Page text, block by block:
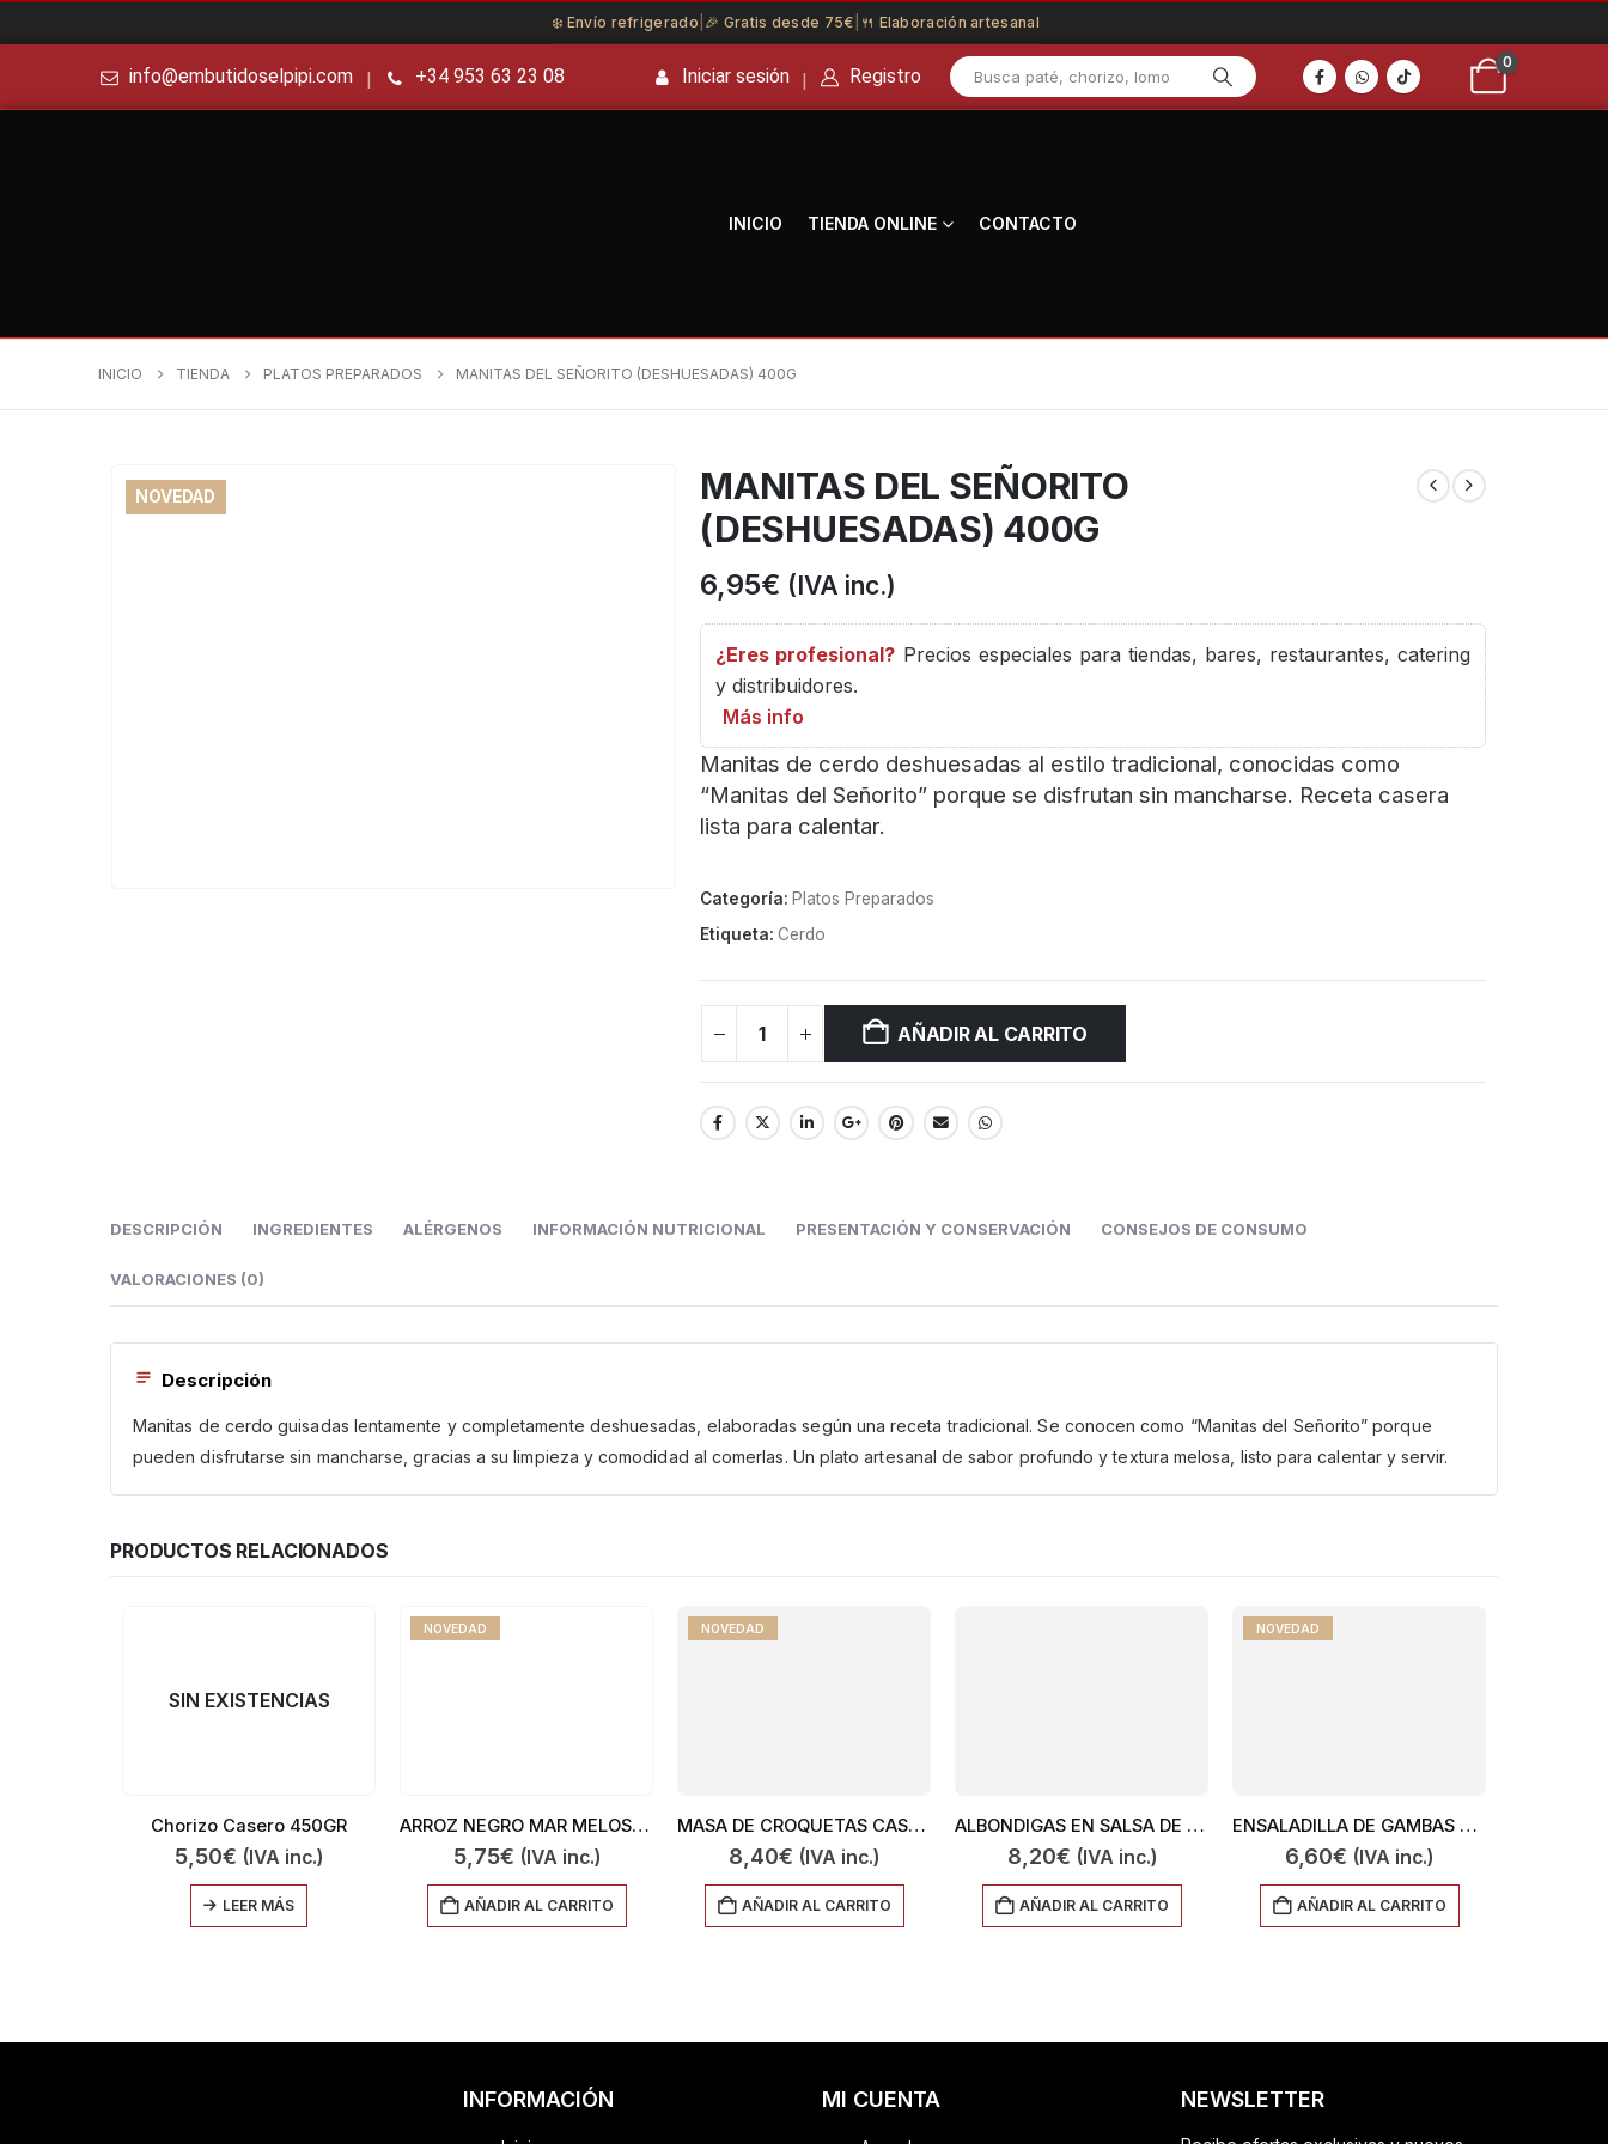
❄️ Envío refrigerado 🎉 Gratis desde 75€ 🍴 Elaboración artesanal
info@embutidoselpipi.com +34 953 63 23 08 Iniciar sesión Registro
0
INICIO TIENDA ONLINE CONTACTO
INICIO TIENDA PLATOS PREPARADOS MANITAS DEL SEÑORITO (DESHUESADAS) 400G
NOVEDAD
MANITAS DEL SEÑORITO
(DESHUESADAS) 400G
6,95€ (IVA inc.)
¿Eres profesional? Precios especiales para tiendas, bares, restaurantes, catering
y distribuidores.
Más info
Manitas de cerdo deshuesadas al estilo tradicional, conocidas como
“Manitas del Señorito” porque se disfrutan sin mancharse. Receta casera
lista para calentar.
Categoría: Platos Preparados
Etiqueta:Cerdo
AÑADIR AL CARRITO
DESCRIPCIÓN INGREDIENTES ALÉRGENOS INFORMACIÓN NUTRICIONAL PRESENTACIÓN Y CONSERVACIÓN CONSEJOS DE CONSUMO
VALORACIONES (0)
Descripción
Manitas de cerdo guisadas lentamente y completamente deshuesadas, elaboradas según una receta tradicional. Se conocen como “Manitas del Señorito” porque
pueden disfrutarse sin mancharse, gracias a su limpieza y comodidad al comerlas. Un plato artesanal de sabor profundo y textura melosa, listo para calentar y servir.
PRODUCTOS RELACIONADOS
SIN EXISTENCIAS
Chorizo Casero 450GR
5,50€ (IVA inc.)
LEER MÁS
NOVEDAD
ARROZ NEGRO MAR MELOSO 450
5,75€ (IVA inc.)
AÑADIR AL CARRITO
NOVEDAD
MASA DE CROQUETAS CASERAS DE JAMON
8,40€ (IVA inc.)
AÑADIR AL CARRITO
ALBONDIGAS EN SALSA DE CLASICA 450GR
8,20€ (IVA inc.)
AÑADIR AL CARRITO
NOVEDAD
ENSALADILLA DE GAMBAS AL AJILLO 300
6,60€ (IVA inc.)
AÑADIR AL CARRITO
INFORMACIÓN MI CUENTA NEWSLETTER